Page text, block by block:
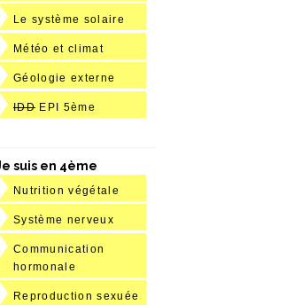
Le système solaire
Météo et climat
Géologie externe
IDD EPI 5ème
suis en 4ème
Nutrition végétale
Système nerveux
Communication
hormonale
Reproduction sexuée